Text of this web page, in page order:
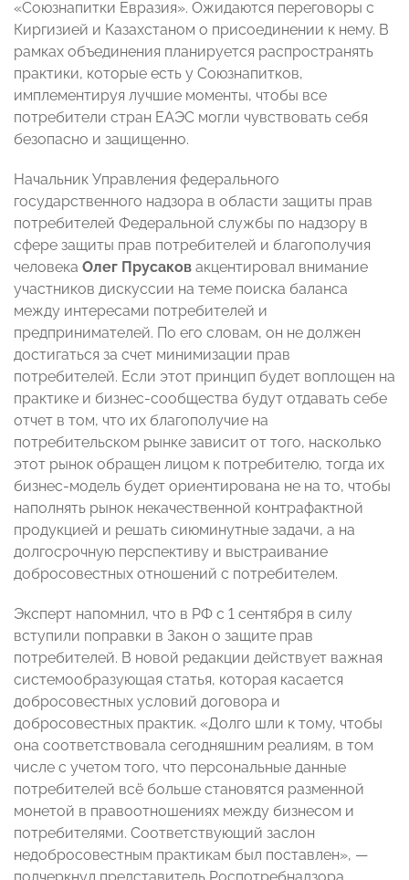
«Союзнапитки Евразия». Ожидаются переговоры с
Киргизией и Казахстаном о присоединении к нему. В
рамках объединения планируется распространять
практики, которые есть у Союзнапитков,
имплементируя лучшие моменты, чтобы все
потребители стран ЕАЭС могли чувствовать себя
безопасно и защищенно.
Начальник Управления федерального
государственного надзора в области защиты прав
потребителей Федеральной службы по надзору в
сфере защиты прав потребителей и благополучия
человека Олег Прусаков акцентировал внимание
участников дискуссии на теме поиска баланса
между интересами потребителей и
предпринимателей. По его словам, он не должен
достигаться за счет минимизации прав
потребителей. Если этот принцип будет воплощен на
практике и бизнес-сообщества будут отдавать себе
отчет в том, что их благополучие на
потребительском рынке зависит от того, насколько
этот рынок обращен лицом к потребителю, тогда их
бизнес-модель будет ориентирована не на то, чтобы
наполнять рынок некачественной контрафактной
продукцией и решать сиюминутные задачи, а на
долгосрочную перспективу и выстраивание
добросовестных отношений с потребителем.
Эксперт напомнил, что в РФ с 1 сентября в силу
вступили поправки в Закон о защите прав
потребителей. В новой редакции действует важная
системообразующая статья, которая касается
добросовестных условий договора и
добросовестных практик. «Долго шли к тому, чтобы
она соответствовала сегодняшним реалиям, в том
числе с учетом того, что персональные данные
потребителей всё больше становятся разменной
монетой в правоотношениях между бизнесом и
потребителями. Соответствующий заслон
недобросовестным практикам был поставлен», —